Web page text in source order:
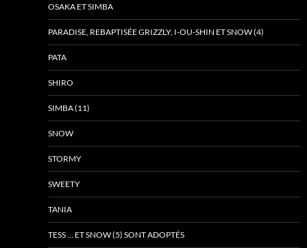
OSAKA ET SIMBA
PARADISE, REBAPTISÉE GRIZZLY, I-OU-SHIN ET SNOW (4)
PATA
SHIRO
SIMBA (11)
SNOW
STORMY
SWEETY
TANIA
TESS … ET SNOW (5) SONT ADOPTÉS